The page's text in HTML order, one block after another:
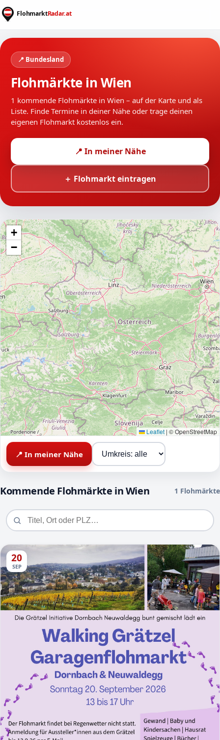
📍 Bundesland
Flohmärkte in Wien
1 kommende Flohmärkte in Wien – auf der Karte und als
Liste. Finde Termine in deiner Nähe oder trage deinen
eigenen Flohmarkt kostenlos ein.
📍 In meiner Nähe
＋ Flohmarkt eintragen
+
−
Leaflet | © OpenStreetMap
📍 In meiner Nähe
Kommende Flohmärkte in Wien 1 Flohmärkte
20
SEP